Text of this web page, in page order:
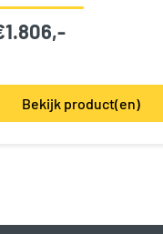
1.806,-
Bekijk product(en)